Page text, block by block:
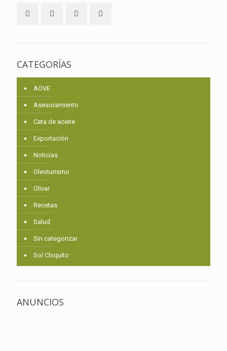
CATEGORÍAS
AOVE
Asesoramiento
Cata de aceite
Exportación
Noticias
Oleoturismo
Olivar
Recetas
Salud
Sin categorizar
Sol Chiquito
ANUNCIOS